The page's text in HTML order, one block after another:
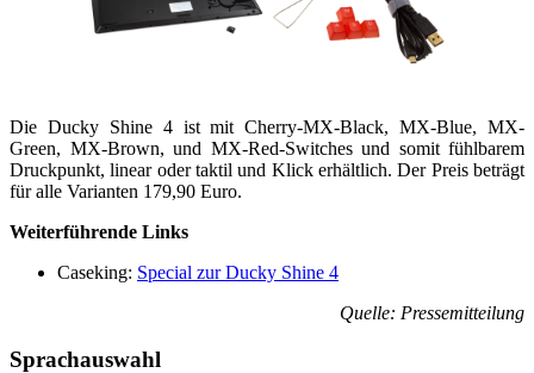
Die Ducky Shine 4 ist mit Cherry-MX-Black, MX-Blue, MX-
Green, MX-Brown, und MX-Red-Switches und somit fühlbarem
Druckpunkt, linear oder taktil und Klick erhältlich. Der Preis beträgt
für alle Varianten 179,90 Euro.
Weiterführende Links
Caseking: Special zur Ducky Shine 4
Quelle: Pressemitteilung
Sprachauswahl